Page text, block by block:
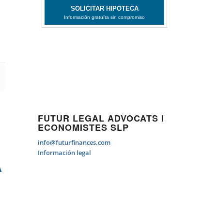
FUTUR LEGAL ADVOCATS I
ECONOMISTES SLP
info@futurfinances.com
Información legal